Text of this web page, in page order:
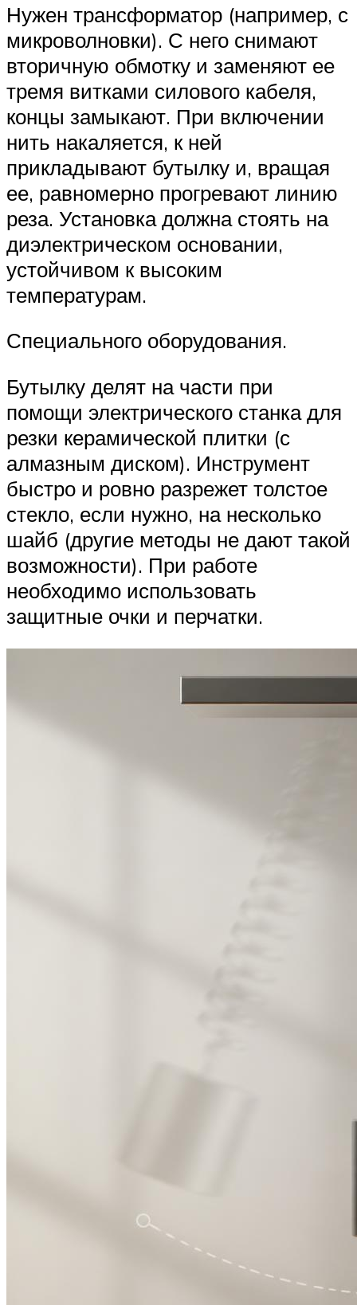
Нужен трансформатор (например, с
микроволновки). С него снимают
вторичную обмотку и заменяют ее
тремя витками силового кабеля,
концы замыкают. При включении
нить накаляется, к ней
прикладывают бутылку и, вращая
ее, равномерно прогревают линию
реза. Установка должна стоять на
диэлектрическом основании,
устойчивом к высоким
температурам.
Специального оборудования.
Бутылку делят на части при
помощи электрического станка для
резки керамической плитки (с
алмазным диском). Инструмент
быстро и ровно разрежет толстое
стекло, если нужно, на несколько
шайб (другие методы не дают такой
возможности). При работе
необходимо использовать
защитные очки и перчатки.